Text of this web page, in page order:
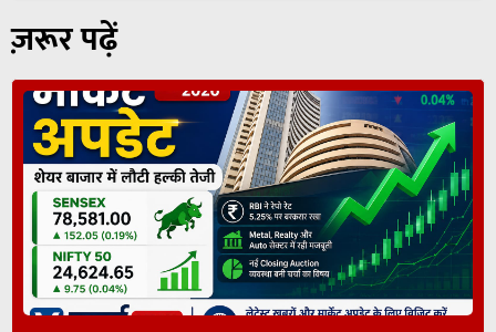
ज़रूर पढ़ें